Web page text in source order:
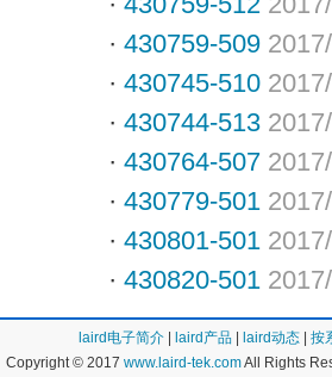
· 430759-509
· 430745-510
· 430744-513
· 430764-507
· 430779-501
· 430801-501
· 430820-501
laird电子简介 laird产品 laird动态
按
Copyright © 2017 www.laird-tek.comAll Rights